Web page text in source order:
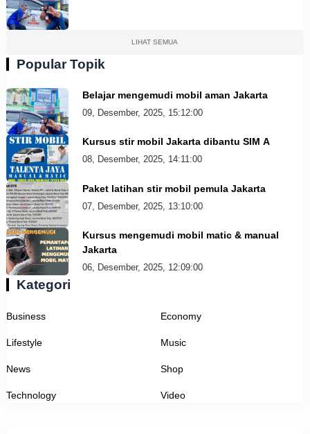
LIHAT SEMUA
Popular Topik
Belajar mengemudi mobil aman Jakarta
09, Desember, 2025, 15:12:00
Kursus stir mobil Jakarta dibantu SIM A
08, Desember, 2025, 14:11:00
Paket latihan stir mobil pemula Jakarta
07, Desember, 2025, 13:10:00
Kursus mengemudi mobil matic & manual
Jakarta
06, Desember, 2025, 12:09:00
Kategori
Business Economy
Lifestyle Music
News Shop
Technology Video